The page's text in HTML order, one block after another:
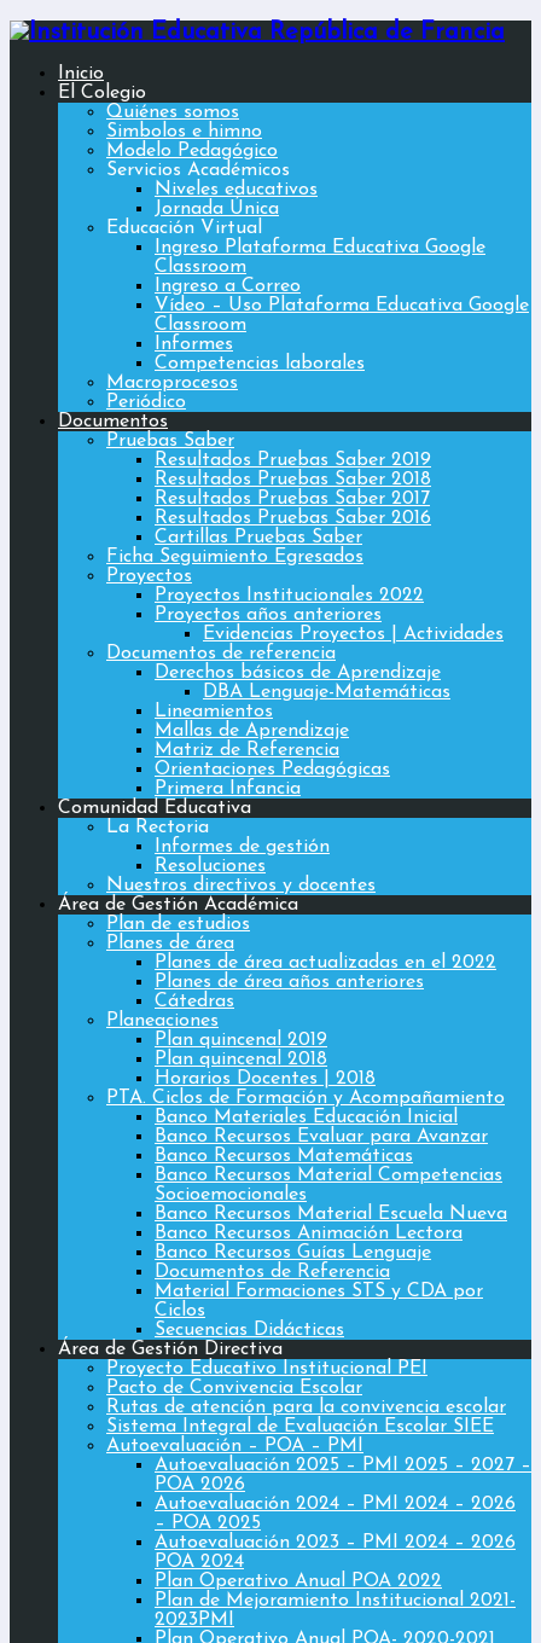
Inicio
El Colegio
Quiénes somos
Simbolos e himno
Modelo Pedagógico
Servicios Académicos
Niveles educativos
Jornada Única
Educación Virtual
Ingreso Plataforma Educativa Google
Classroom
Ingreso a Correo
Vídeo – Uso Plataforma Educativa Google
Classroom
Informes
Competencias laborales
Macroprocesos
Periódico
Documentos
Pruebas Saber
Resultados Pruebas Saber 2019
Resultados Pruebas Saber 2018
Resultados Pruebas Saber 2017
Resultados Pruebas Saber 2016
Cartillas Pruebas Saber
Ficha Seguimiento Egresados
Proyectos
Proyectos Institucionales 2022
Proyectos años anteriores
Evidencias Proyectos | Actividades
Documentos de referencia
Derechos básicos de Aprendizaje
DBA Lenguaje-Matemáticas
Lineamientos
Mallas de Aprendizaje
Matriz de Referencia
Orientaciones Pedagógicas
Primera Infancia
Comunidad Educativa
La Rectoria
Informes de gestión
Resoluciones
Nuestros directivos y docentes
Área de Gestión Académica
Plan de estudios
Planes de área
Planes de área actualizadas en el 2022
Planes de área años anteriores
Cátedras
Planeaciones
Plan quincenal 2019
Plan quincenal 2018
Horarios Docentes | 2018
PTA. Ciclos de Formación y Acompañamiento
Banco Materiales Educación Inicial
Banco Recursos Evaluar para Avanzar
Banco Recursos Matemáticas
Banco Recursos Material Competencias
Socioemocionales
Banco Recursos Material Escuela Nueva
Banco Recursos Animación Lectora
Banco Recursos Guías Lenguaje
Documentos de Referencia
Material Formaciones STS y CDA por
Ciclos
Secuencias Didácticas
Área de Gestión Directiva
Proyecto Educativo Institucional PEI
Pacto de Convivencia Escolar
Rutas de atención para la convivencia escolar
Sistema Integral de Evaluación Escolar SIEE
Autoevaluación – POA – PMI
Autoevaluación 2025 – PMI 2025 – 2027 –
POA 2026
Autoevaluación 2024 – PMI 2024 – 2026
– POA 2025
Autoevaluación 2023 – PMI 2024 – 2026
POA 2024
Plan Operativo Anual POA 2022
Plan de Mejoramiento Institucional 2021-
2023PMI